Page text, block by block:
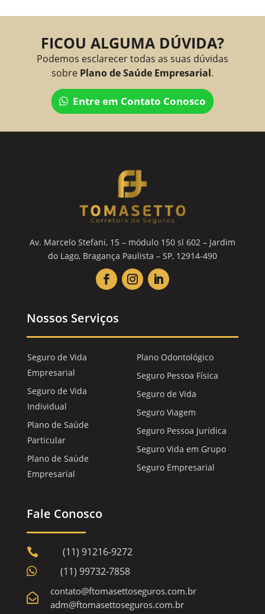
FICOU ALGUMA DÚVIDA?
Podemos esclarecer todas as suas dúvidas
sobre Plano de Saúde Empresarial.
Entre em Contato Conosco
Av. Marcelo Stefani, 15 – módulo 150 sl 602 – Jardim
do Lago, Bragança Paulista – SP, 12914-490
Nossos Serviços
Seguro de Vida
Empresarial
Seguro de Vida
Individual
Plano de Saúde
Particular
Plano de Saúde
Empresarial
Plano Odontológico
Seguro Pessoa Física
Seguro de Vida
Seguro Viagem
Seguro Pessoa Jurídica
Seguro Vida em Grupo
Seguro Empresarial
Fale Conosco
 (11) 91216-9272
 (11) 99732-7858

contato@ftomasettoseguros.com.br
adm@ftomasettoseguros.com.br